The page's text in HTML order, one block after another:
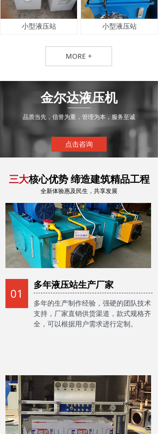
小型液压站 小型液压站
MORE +
金尔达液压机
品质当先，信誉为重，管理为本，服务至诚
点击咨询
三大核心优势 缔造建筑精品工程
全新体验惠及民生，共享发展
01
多年液压站生产厂家
多年的生产制作经验，强硬的团队技术
支持，厂家直销供货渠道，款式规格齐
全，可以根据用户需求进行定制。